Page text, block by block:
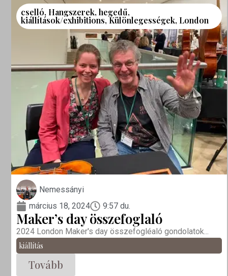
cselló, Hangszerek,hegedű,
kiállítások/exhibitions,Különlegességek, London
Nemessányi
március 18, 2024
9:57 du.
Maker’s day összefoglaló
2024 London Maker's day összefogléaló gondolatok...
kiállítás
Tovább